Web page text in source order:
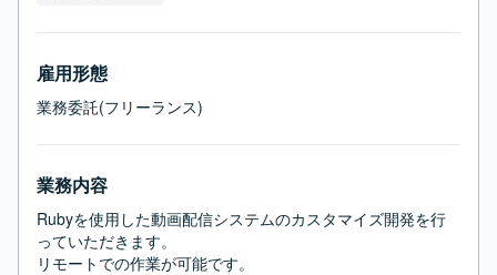
雇用形態
業務委託(フリーランス)
業務内容
Rubyを使用した動画配信システムのカスタマイズ開発を行
っていただきます。
リモートでの作業が可能です。